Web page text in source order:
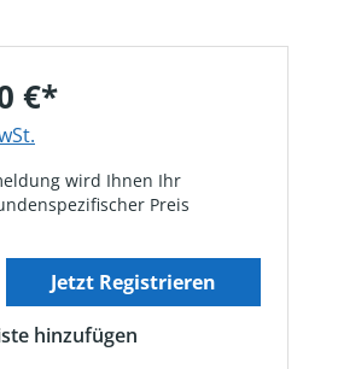
€*
wird Ihnen Ihr
Preis
Gib den gewünschten Wert ein oder
Jetzt Registrieren
hinzufügen